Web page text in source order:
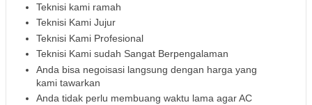
Teknisi kami ramah
Teknisi Kami Jujur
Teknisi Kami Profesional
Teknisi Kami sudah Sangat Berpengalaman
Anda bisa negoisasi langsung dengan harga yang
kami tawarkan
Anda tidak perlu membuang waktu lama agar AC